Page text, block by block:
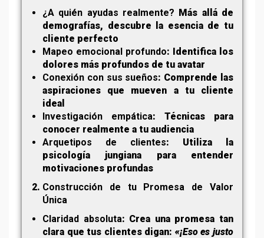
¿A quién ayudas realmente? Más allá de
demografías, descubre la esencia de tu
cliente perfecto
Mapeo emocional profundo: Identifica los
dolores más profundos de tu avatar
Conexión con sus sueños: Comprende las
aspiraciones que mueven a tu cliente
ideal
Investigación empática: Técnicas para
conocer realmente a tu audiencia
Arquetipos de clientes: Utiliza la
psicología jungiana para entender
motivaciones profundas
Construcción de tu Promesa de Valor
Única
Claridad absoluta: Crea una promesa tan
clara que tus clientes digan: «¡Eso es justo